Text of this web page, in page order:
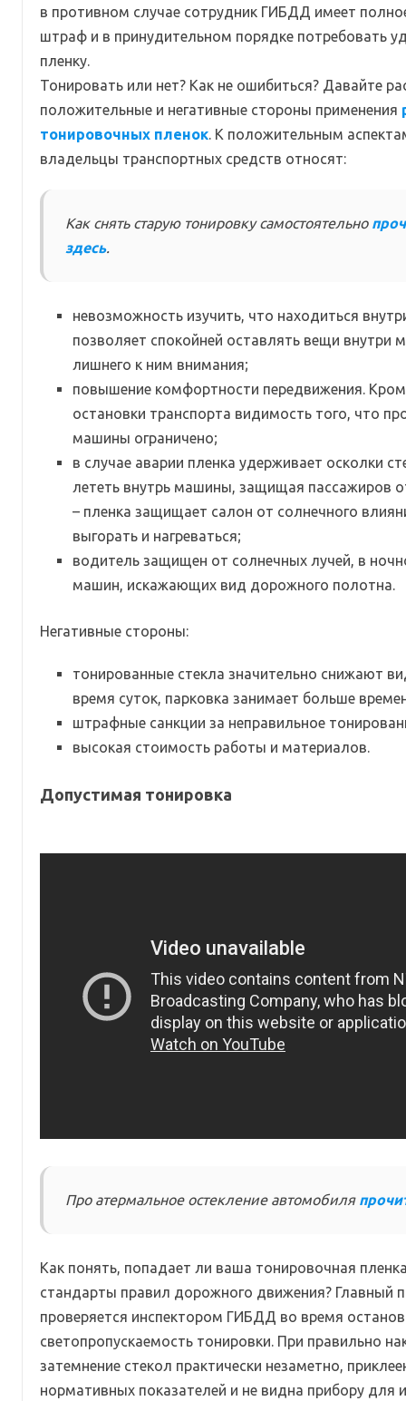
в противном случае сотрудник ГИБДД имеет
штраф и в принудительном порядке потребовать
пленку.
Тонировать или нет? Как не ошибиться? Давайте
положительные и негативные стороны применения
тонировочных пленок. К положительным
владельцы транспортных средств относят:
Как снять старую тонировку самостоятельно
здесь.
невозможность изучить, что находиться
позволяет спокойней оставлять вещи внутри
лишнего к ним внимания;
повышение комфортности передвижения.
остановки транспорта видимость того, что
машины ограничено;
в случае аварии пленка удерживает осколки
лететь внутрь машины, защищая пассажиров
– пленка защищает салон от солнечного
выгорать и нагреваться;
водитель защищен от солнечных лучей, в
машин, искажающих вид дорожного полотна.
Негативные стороны:
тонированные стекла значительно снижают
время суток, парковка занимает больше
штрафные санкции за неправильное
высокая стоимость работы и материалов.
Допустимая тонировка
Про атермальное остекление автомобиля
Как понять, попадает ли ваша тонировочная
стандарты правил дорожного движения? Главный
проверяется инспектором ГИБДД во время
светопропускаемость тонировки. При правильно
затемнение стекол практически незаметно,
нормативных показателей и не видна прибору для